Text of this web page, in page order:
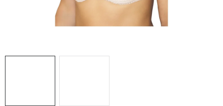
Reklamace a vrácení zboží